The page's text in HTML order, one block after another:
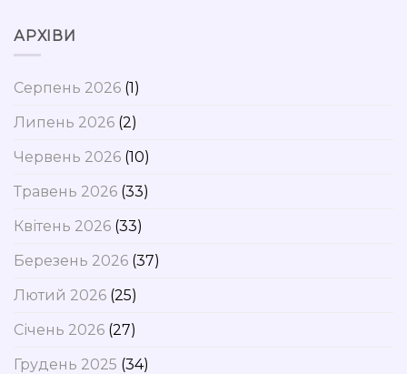
АРХІВИ
Серпень 2026 (1)
Липень 2026 (2)
Червень 2026 (10)
Травень 2026 (33)
Квітень 2026 (33)
Березень 2026 (37)
Лютий 2026 (25)
Січень 2026 (27)
Грудень 2025 (34)